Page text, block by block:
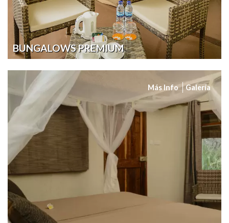
BUNGALOWS PREMIUM
Más Info Galería